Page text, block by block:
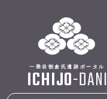
一乗谷朝倉氏遺跡ポータル
ICHIJO-DANI